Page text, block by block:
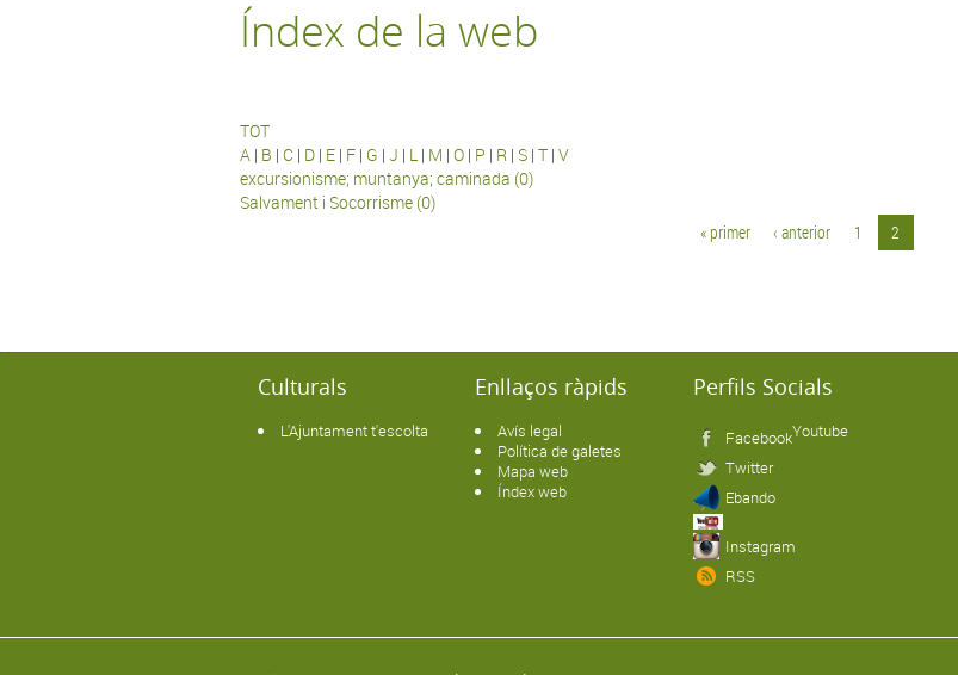
Índex de la web
TOT
A | B | C | D | E | F | G | J | L | M | O | P | R | S | T | V
excursionisme; muntanya; caminada (0)
Salvament i Socorrisme (0)
« primer ‹ anterior 1 2
Culturals
L'Ajuntament t'escolta
Enllaços ràpids
Avís legal
Política de galetes
Mapa web
Índex web
Perfils Socials
Facebook
Twitter
Ebando
Youtube
Instagram
RSS